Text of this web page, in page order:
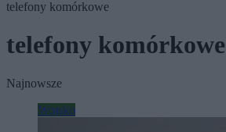
telefony komórkowe
telefony komórkowe
Najnowsze
Wojsko